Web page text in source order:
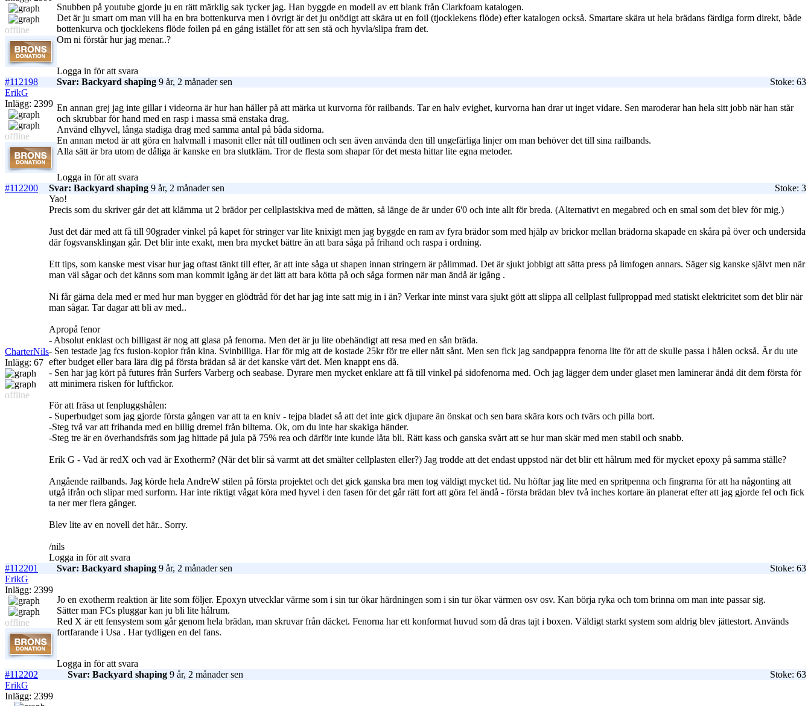
offline
Snubben på youtube gjorde ju en rätt märklig sak tycker jag. Han byggde en modell av ett blank från Clarkfoam katalogen.
Det är ju smart om man vill ha en bra bottenkurva men i övrigt är det ju onödigt att skära ut en foil (tjocklekens flöde) efter katalogen också. Smartare skära ut hela brädans färdiga form direkt, både
bottenkurva och tjocklekens flöde foilen på en gång istället för att sen stå och hyvla/slipa fram det.
Om ni förstår hur jag menar..?
Logga in för att svara
#112198
Svar: Backyard shaping 9 år, 2 månader sen
Stoke: 63
ErikG
Inlägg: 2399
offline
En annan grej jag inte gillar i videorna är hur han håller på att märka ut kurvorna för railbands. Tar en halv evighet, kurvorna han drar ut inget vidare. Sen maroderar han hela sitt jobb när han står
och skrubbar för hand med en rasp i massa små enstaka drag.
Använd elhyvel, långa stadiga drag med samma antal på båda sidorna.
En annan metod är att göra en halvmall i masonit eller nåt till outlinen och sen även använda den till ungefärliga linjer om man behöver det till sina railbands.
Alla sätt är bra utom de dåliga är kanske en bra slutkläm. Tror de flesta som shapar för det mesta hittar lite egna metoder.
Logga in för att svara
#112200
Svar: Backyard shaping 9 år, 2 månader sen Stoke: 3
CharterNils
Inlägg: 67
offline
Yao!
Precis som du skriver går det att klämma ut 2 brädor per cellplastskiva med de måtten, så länge de är under 6'0 och inte allt för breda. (Alternativt en megabred och en smal som det blev för mig.)
Just det där med att få till 90grader vinkel på kapet för stringer var lite knixigt men jag byggde en ram av fyra brädor som med hjälp av brickor mellan brädorna skapade en skåra på över och undersida
där fogsvansklingan går. Det blir inte exakt, men bra mycket bättre än att bara såga på frihand och raspa i ordning.
Ett tips, som kanske mest visar hur jag oftast tänkt till efter, är att inte såga ut shapen innan stringern är pålimmad. Det är sjukt jobbigt att sätta press på limfogen annars. Säger sig kanske självt men när
man väl sågar och det känns som man kommit igång är det lätt att bara kötta på och såga formen när man ändå är igång .
Ni får gärna dela med er med hur man bygger en glödtråd för det har jag inte satt mig in i än? Verkar inte minst vara sjukt gött att slippa all cellplast fullproppad med statiskt elektricitet som det blir när
man sågar. Tar dagar att bli av med..
Apropå fenor
- Absolut enklast och billigast är nog att glasa på fenorna. Men det är ju lite obehändigt att resa med en sån bräda.
- Sen testade jag fcs fusion-kopior från kina. Svinbilliga. Har för mig att de kostade 25kr för tre eller nått sånt. Men sen fick jag sandpappra fenorna lite för att de skulle passa i hålen också. Är du ute
efter budget eller bara lära dig på första brädan så är det kanske värt det. Men knappt ens då.
- Sen har jag kört på futures från Surfers Varberg och seabase. Dyrare men mycket enklare att få till vinkel på sidofenorna med. Och jag lägger dem under glaset men laminerar ändå dit dem första för
att minimera risken för luftfickor.
För att fräsa ut fenpluggshålen:
- Superbudget som jag gjorde första gången var att ta en kniv - tejpa bladet så att det inte gick djupare än önskat och sen bara skära kors och tvärs och pilla bort.
-Steg två var att frihanda med en billig dremel från biltema. Ok, om du inte har skakiga händer.
-Steg tre är en överhandsfräs som jag hittade på jula på 75% rea och därför inte kunde låta bli. Rätt kass och ganska svårt att se hur man skär med men stabil och snabb.
Erik G - Vad är redX och vad är Exotherm? (När det blir så varmt att det smälter cellplasten eller?) Jag trodde att det endast uppstod när det blir ett hålrum med för mycket epoxy på samma ställe?
Angående railbands. Jag körde hela AndreW stilen på första projektet och det gick ganska bra men tog väldigt mycket tid. Nu höftar jag lite med en spritpenna och fingrarna för att ha någonting att
utgå ifrån och slipar med surform. Har inte riktigt vågat köra med hyvel i den fasen för det går rätt fort att göra fel ändå - första brädan blev två inches kortare än planerat efter att jag gjorde fel och fick
ta ner mer flera gånger.
Blev lite av en novell det här.. Sorry.
/nils
Logga in för att svara
#112201
Svar: Backyard shaping 9 år, 2 månader sen
Stoke: 63
ErikG
Inlägg: 2399
offline
Jo en exotherm reaktion är lite som följer. Epoxyn utvecklar värme som i sin tur ökar härdningen som i sin tur ökar värmen osv osv. Kan börja ryka och tom brinna om man inte passar sig.
Sätter man FCs pluggar kan ju bli lite hålrum.
Red X är ett fensystem som går genom hela brädan, man skruvar från däcket. Fenorna har ett konformat huvud som då dras tajt i boxen. Väldigt starkt system som aldrig blev jättestort. Används
fortfarande i Usa . Har tydligen en del fans.
Logga in för att svara
#112202
Svar: Backyard shaping 9 år, 2 månader sen
Stoke: 63
ErikG
Inlägg: 2399